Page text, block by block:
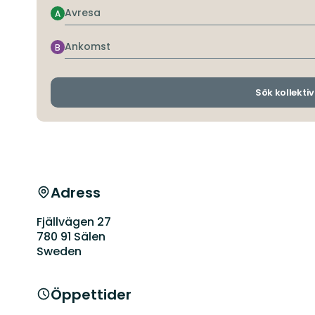
Avresa
A
Ankomst
B
Sök
Adress
Fjällvägen 27
780 91 Sälen
Sweden
Öppettider